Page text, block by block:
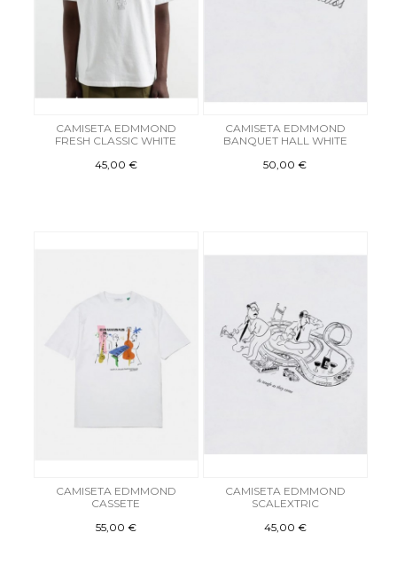
CAMISETA EDMMOND
FRESH CLASSIC WHITE
45,00 €
CAMISETA EDMMOND
BANQUET HALL WHITE
50,00 €
CAMISETA EDMMOND
CASSETE
55,00 €
CAMISETA EDMMOND
SCALEXTRIC
45,00 €